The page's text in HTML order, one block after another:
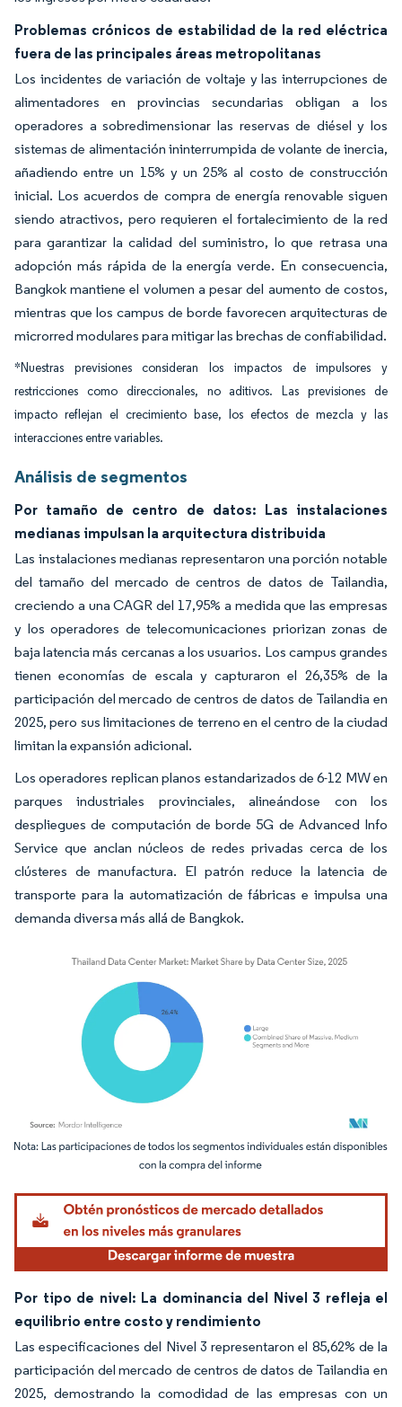
Problemas crónicos de estabilidad de la red eléctrica
fuera de las principales áreas metropolitanas
Los incidentes de variación de voltaje y las interrupciones de
alimentadores en provincias secundarias obligan a los
operadores a sobredimensionar las reservas de diésel y los
sistemas de alimentación ininterrumpida de volante de inercia,
añadiendo entre un 15% y un 25% al costo de construcción
inicial. Los acuerdos de compra de energía renovable siguen
siendo atractivos, pero requieren el fortalecimiento de la red
para garantizar la calidad del suministro, lo que retrasa una
adopción más rápida de la energía verde. En consecuencia,
Bangkok mantiene el volumen a pesar del aumento de costos,
mientras que los campus de borde favorecen arquitecturas de
microrred modulares para mitigar las brechas de confiabilidad.
*Nuestras previsiones consideran los impactos de impulsores y
restricciones como direccionales, no aditivos. Las previsiones de
impacto reflejan el crecimiento base, los efectos de mezcla y las
interacciones entre variables.
Análisis de segmentos
Por tamaño de centro de datos: Las instalaciones
medianas impulsan la arquitectura distribuida
Las instalaciones medianas representaron una porción notable
del tamaño del mercado de centros de datos de Tailandia,
creciendo a una CAGR del 17,95% a medida que las empresas
y los operadores de telecomunicaciones priorizan zonas de
baja latencia más cercanas a los usuarios. Los campus grandes
tienen economías de escala y capturaron el 26,35% de la
participación del mercado de centros de datos de Tailandia en
2025, pero sus limitaciones de terreno en el centro de la ciudad
limitan la expansión adicional.
Los operadores replican planos estandarizados de 6-12 MW en
parques industriales provinciales, alineándose con los
despliegues de computación de borde 5G de Advanced Info
Service que anclan núcleos de redes privadas cerca de los
clústeres de manufactura. El patrón reduce la latencia de
transporte para la automatización de fábricas e impulsa una
demanda diversa más allá de Bangkok.
Imagen © Mordor Intelligence. El uso requiere atribución según CC BY 4.0.
Por tipo de nivel: La dominancia del Nivel 3 refleja el
equilibrio entre costo y rendimiento
Las especificaciones del Nivel 3 representaron el 85,62% de la
participación del mercado de centros de datos de Tailandia en
2025, demostrando la comodidad de las empresas con un